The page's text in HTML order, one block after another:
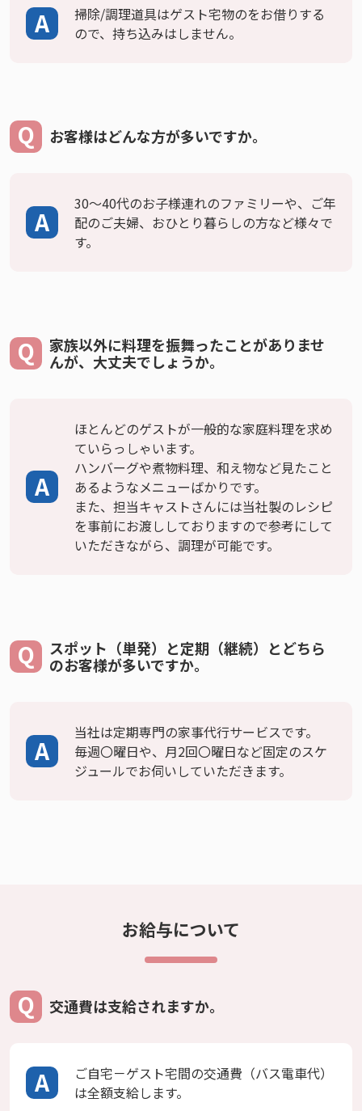
掃除/調理道具はゲスト宅物のをお借りする
ので、持ち込みはしません。
お客様はどんな方が多いですか。
30～40代のお子様連れのファミリーや、ご年
配のご夫婦、おひとり暮らしの方など様々で
す。
家族以外に料理を振舞ったことがありませ
んが、大丈夫でしょうか。
ほとんどのゲストが一般的な家庭料理を求め
ていらっしゃいます。
ハンバーグや煮物料理、和え物など見たこと
あるようなメニューばかりです。
また、担当キャストさんには当社製のレシピ
を事前にお渡ししておりますので参考にして
いただきながら、調理が可能です。
スポット（単発）と定期（継続）とどちら
のお客様が多いですか。
当社は定期専門の家事代行サービスです。
毎週〇曜日や、月2回〇曜日など固定のスケ
ジュールでお伺いしていただきます。
お給与について
交通費は支給されますか。
ご自宅－ゲスト宅間の交通費（バス電車代）
は全額支給します。